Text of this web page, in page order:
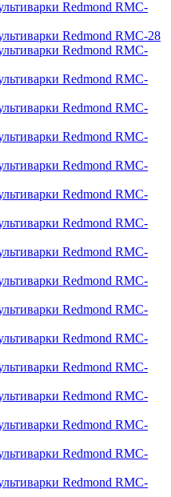
Redmond RMC-
Redmond RMC-28
Redmond RMC-
Redmond RMC-
Redmond RMC-
Redmond RMC-
Redmond RMC-
Redmond RMC-
Redmond RMC-
Redmond RMC-
Redmond RMC-
Redmond RMC-
Redmond RMC-
Redmond RMC-
Redmond RMC-
Redmond RMC-
Redmond RMC-
Redmond RMC-